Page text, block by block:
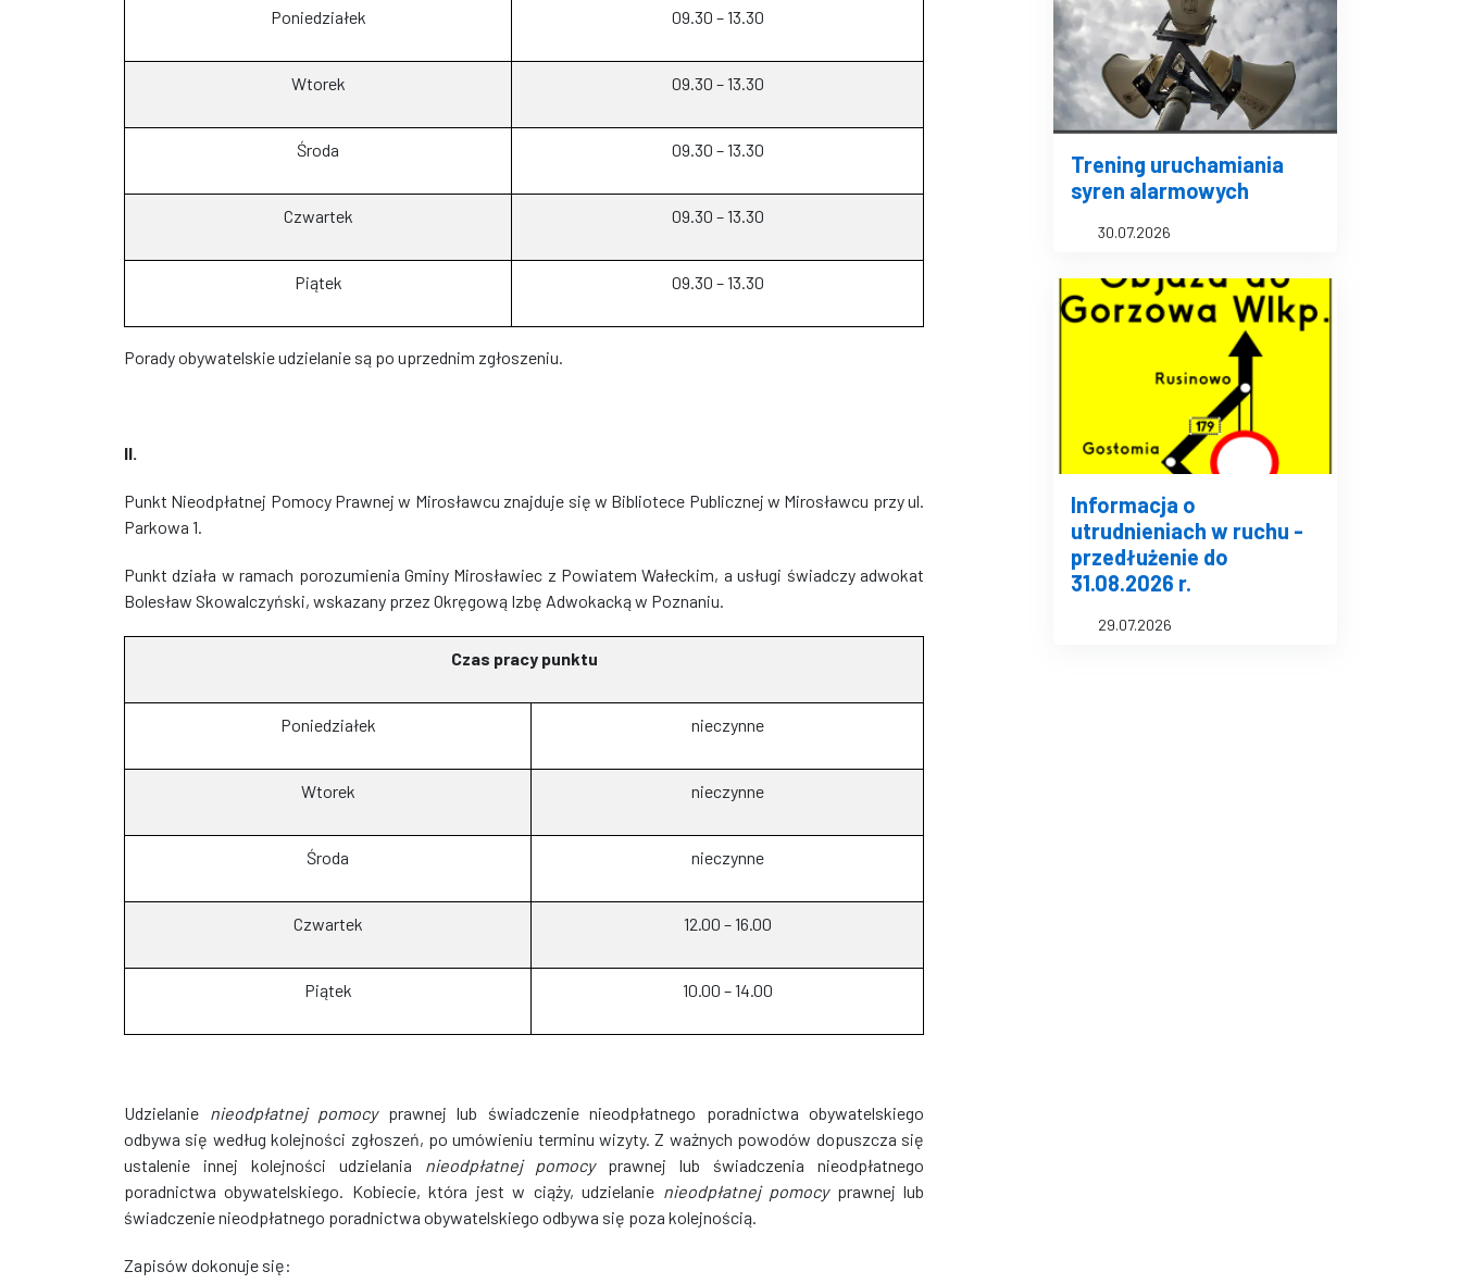
Poniedziałek 09.30 – 13.30
Wtorek 09.30 – 13.30
Środa 09.30 – 13.30
Czwartek 09.30 – 13.30
Piątek 09.30 – 13.30
Porady obywatelskie udzielanie są po uprzednim zgłoszeniu.
II.
Punkt Nieodpłatnej Pomocy Prawnej w Mirosławcu znajduje się w Bibliotece Publicznej w Mirosławcu przy ul.
Parkowa 1.
Punkt działa w ramach porozumienia Gminy Mirosławiec z Powiatem Wałeckim, a usługi świadczy adwokat
Bolesław Skowalczyński, wskazany przez Okręgową Izbę Adwokacką w Poznaniu.
Czas pracy punktu
Poniedziałek nieczynne
Wtorek nieczynne
Środa nieczynne
Czwartek 12.00 – 16.00
Piątek 10.00 – 14.00
Udzielanie nieodpłatnej pomocy prawnej lub świadczenie nieodpłatnego poradnictwa obywatelskiego
odbywa się według kolejności zgłoszeń, po umówieniu terminu wizyty. Z ważnych powodów dopuszcza się
ustalenie innej kolejności udzielania nieodpłatnej pomocyprawnej lub świadczenia nieodpłatnego
poradnictwa obywatelskiego. Kobiecie, która jest w ciąży, udzielanie nieodpłatnej pomocyprawnej lub
świadczenie nieodpłatnego poradnictwa obywatelskiego odbywa się poza kolejnością.
Zapisów dokonuje się:
Trening uruchamiania
syren alarmowych
30.07.2026
Informacja o
utrudnieniach w ruchu -
przedłużenie do
31.08.2026 r.
29.07.2026